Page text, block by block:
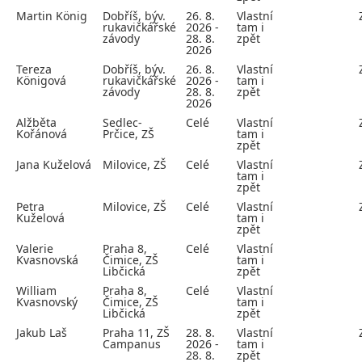
Martin König
Dobříš, býv.
rukavičkářské
závody
26. 8.
2026 -
28. 8.
2026
Vlastní
tam i
zpět
Tereza
Königová
Dobříš, býv.
rukavičkářské
závody
26. 8.
2026 -
28. 8.
2026
Vlastní
tam i
zpět
Alžběta
Kořánová
Sedlec-
Prčice, ZŠ
Celé Vlastní
tam i
zpět
Jana Kuželová Milovice, ZŠ Celé Vlastní
tam i
zpět
Petra
Kuželová
Milovice, ZŠ Celé Vlastní
tam i
zpět
Valerie
Kvasnovská
Praha 8,
Čimice, ZŠ
Libčická
Celé Vlastní
tam i
zpět
William
Kvasnovský
Praha 8,
Čimice, ZŠ
Libčická
Celé Vlastní
tam i
zpět
Jakub Laš
Praha 11, ZŠ
Campanus
28. 8.
2026 -
28. 8.
Vlastní
tam i
zpět